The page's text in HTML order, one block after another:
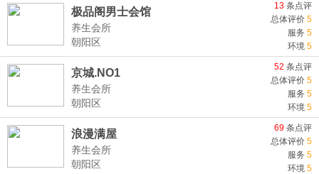
极品阁男士会馆
养生会所
朝阳区
13 条点评
总体评价 5
服务 5
环境 5
京城.NO1
养生会所
朝阳区
52 条点评
总体评价 5
服务 5
环境 5
浪漫满屋
养生会所
朝阳区
69 条点评
总体评价 5
服务 5
环境 5